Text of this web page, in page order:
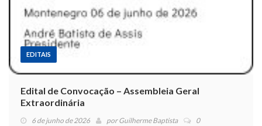
EDITAIS
Edital de Convocação – Assembleia Geral
Extraordinária
6 de junho de 2026 porGuilherme Baptista 0